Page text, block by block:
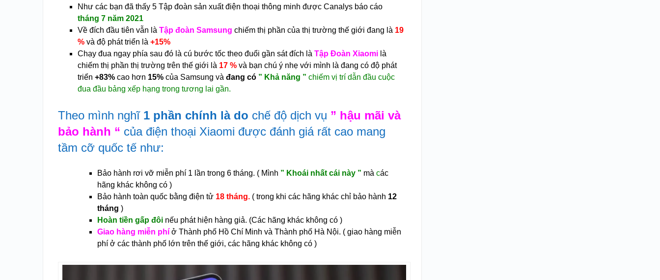
Như các bạn đã thấy 5 Tập đoàn sản xuất điện thoại thông minh được Canalys báo cáo
tháng 7 năm 2021
Về đích đầu tiên vẫn làTập đoàn Samsung chiếm thị phần của thị trường thế giới đang là 19
% và độ phát triển là+15%
Chạy đua ngay phía sau đó là cú bước tốc theo đuổi gần sát đích làTập Đoàn Xiaomi là
chiếm thị phần thị trường trên thế giới là 17 %và bạn chú ý nhẹ với mình là đang có độ phát
triển+83%cao hơn 15% của Samsung vàđang có ” Khả năng ”chiếm vị trí dẫn đầu cuộc
đua đầu bảng xếp hạng trong tương lai gần.
Theo mình nghĩ 1 phần chính là do chế độ dịch vụ ” hậu mãi và
bảo hành “ của điện thoại Xiaomi được đánh giá rất cao mang
tầm cỡ quốc tế như:
Bảo hành rơi vỡ miễn phí 1 lần trong 6 tháng. ( Mình ” Khoái nhất cái này ” mà các
hãng khác không có )
Bảo hành toàn quốc bằng điện tử 18 tháng. ( trong khi các hãng khác chỉ bảo hành 12
tháng )
Hoàn tiền gấp đôi nếu phát hiện hàng giả. (Các hãng khác không có )
Giao hàng miễn phí ở Thành phố Hồ Chí Minh và Thành phố Hà Nội. ( giao hàng miễn
phí ở các thành phố lớn trên thế giới, các hãng khác không có )